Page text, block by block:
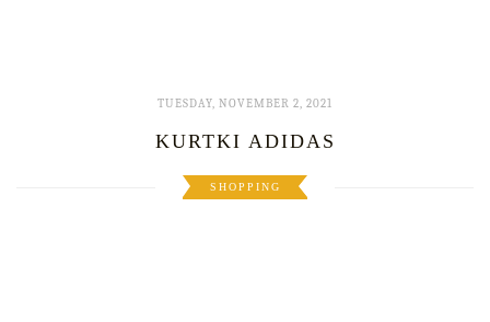
TUESDAY, NOVEMBER 2, 2021
KURTKI ADIDAS
SHOPPING